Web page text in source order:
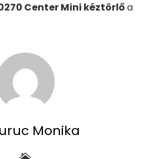
Center Mini kéztörlőa
Monika